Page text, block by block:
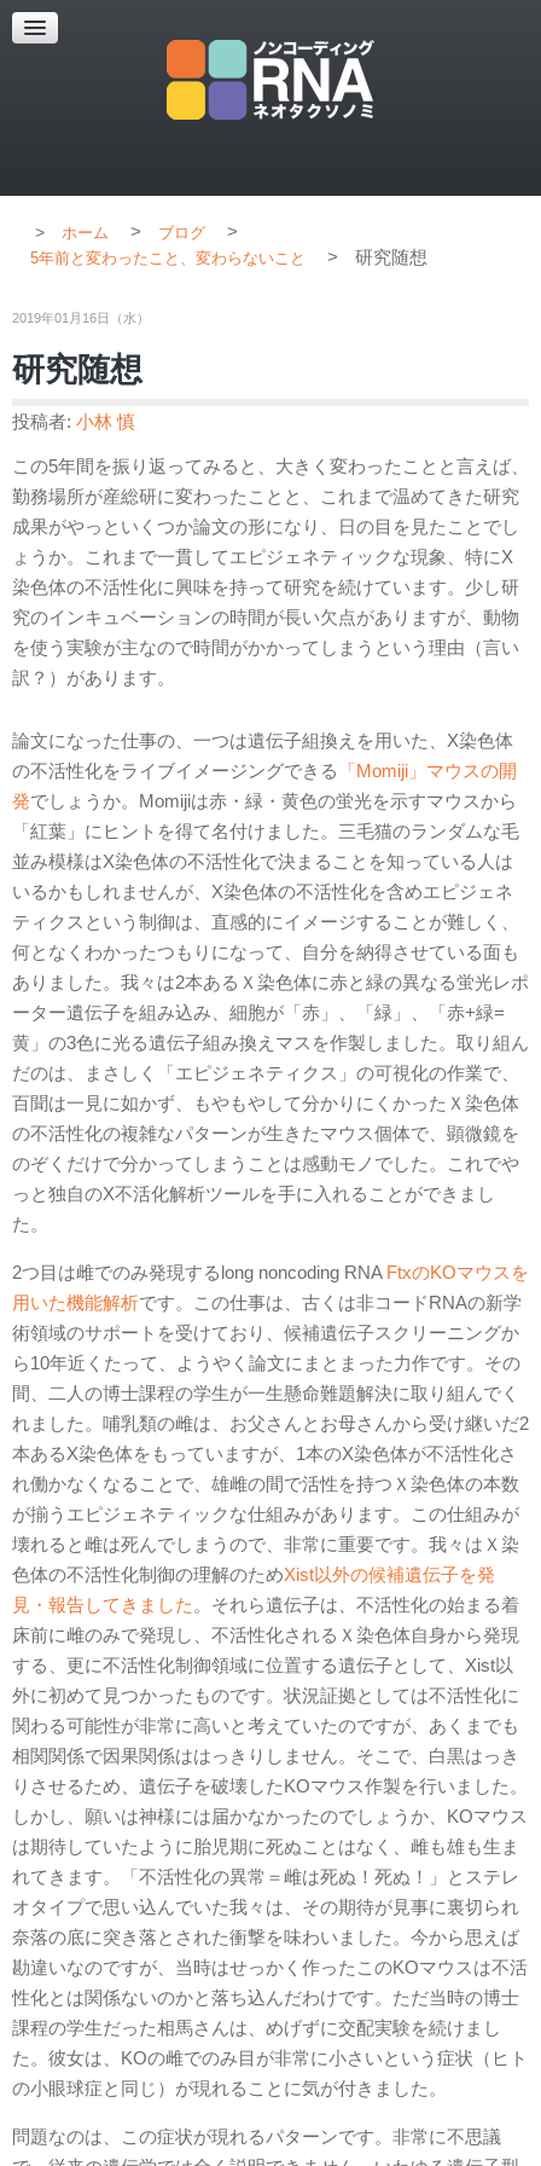
超解像顕微鏡
超解像顕微鏡の紹介
ホーム > ブログ >
5年前と変わったこと、変わらないこと > 研究随想
2019年01月16日（水）
研究随想
投稿者: 小林 慎
この5年間を振り返ってみると、大きく変わったことと言えば、
勤務場所が産総研に変わったことと、これまで温めてきた研究
成果がやっといくつか論文の形になり、日の目を見たことでし
ょうか。これまで一貫してエピジェネティックな現象、特にX
染色体の不活性化に興味を持って研究を続けています。少し研
究のインキュベーションの時間が長い欠点がありますが、動物
を使う実験が主なので時間がかかってしまうという理由（言い
訳？）があります。
論文になった仕事の、一つは遺伝子組換えを用いた、X染色体
の不活性化をライブイメージングできる
「Momiji」マウスの開
発でしょうか。Momijiは赤・緑・黄色の蛍光を示すマウスから
「紅葉」にヒントを得て名付けました。三毛猫のランダムな毛
並み模様はX染色体の不活性化で決まることを知っている人は
いるかもしれませんが、X染色体の不活性化を含めエピジェネ
ティクスという制御は、直感的にイメージすることが難しく、
何となくわかったつもりになって、自分を納得させている面も
ありました。我々は2本あるＸ染色体に赤と緑の異なる蛍光レポ
ーター遺伝子を組み込み、細胞が「赤」、「緑」、「赤+緑=
黄」の3色に光る遺伝子組み換えマスを作製しました。取り組ん
だのは、まさしく「エピジェネティクス」の可視化の作業で、
百聞は一見に如かず、もやもやして分かりにくかったＸ染色体
の不活性化の複雑なパターンが生きたマウス個体で、顕微鏡を
のぞくだけで分かってしまうことは感動モノでした。これでや
っと独自のX不活化解析ツールを手に入れることができまし
た。
2つ目は雌でのみ発現するlong noncoding RNA FtxのKOマウスを
用いた機能解析です。この仕事は、古くは非コードRNAの新学
術領域のサポートを受けており、候補遺伝子スクリーニングか
ら10年近くたって、ようやく論文にまとまった力作です。その
間、二人の博士課程の学生が一生懸命難題解決に取り組んでく
れました。哺乳類の雌は、お父さんとお母さんから受け継いだ2
本あるX染色体をもっていますが、1本のX染色体が不活性化さ
れ働かなくなることで、雄雌の間で活性を持つＸ染色体の本数
が揃うエピジェネティックな仕組みがあります。この仕組みが
壊れると雌は死んでしまうので、非常に重要です。我々はＸ染
色体の不活性化制御の理解のためXist以外の候補遺伝子を発
見・報告してきました 。それら遺伝子は、不活性化の始まる着
床前に雌のみで発現し、不活性化されるＸ染色体自身から発現
する、更に不活性化制御領域に位置する遺伝子として、Xist以
外に初めて見つかったものです。状況証拠としては不活性化に
関わる可能性が非常に高いと考えていたのですが、あくまでも
相関関係で因果関係ははっきりしません。そこで、白黒はっき
りさせるため、遺伝子を破壊したKOマウス作製を行いました。
しかし、願いは神様には届かなかったのでしょうか、KOマウス
は期待していたように胎児期に死ぬことはなく、雌も雄も生ま
れてきます。「不活性化の異常＝雌は死ぬ！死ぬ！」とステレ
オタイプで思い込んでいた我々は、その期待が見事に裏切られ
奈落の底に突き落とされた衝撃を味わいました。今から思えば
勘違いなのですが、当時はせっかく作ったこのKOマウスは不活
性化とは関係ないのかと落ち込んだわけです。ただ当時の博士
課程の学生だった相馬さんは、めげずに交配実験を続けまし
た。彼女は、KOの雌でのみ目が非常に小さいという症状（ヒト
の小眼球症と同じ）が現れることに気が付きました。
問題なのは、この症状が現れるパターンです。非常に不思議